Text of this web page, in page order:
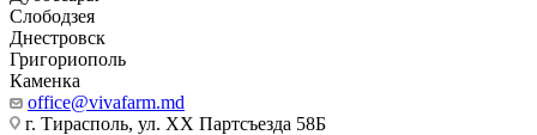
Слободзея
Днестровск
Григориополь
Каменка
office@vivafarm.md
г. Тирасполь, ул. ХХ Партсъезда 58Б